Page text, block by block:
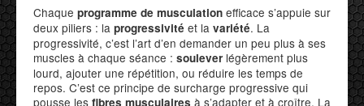
Chaque programme de musculation efficace s’appuie sur
deux piliers : la progressivité et la variété. La
progressivité, c’est l’art d’en demander un peu plus à ses
muscles à chaque séance : soulever légèrement plus
lourd, ajouter une répétition, ou réduire les temps de
repos. C’est ce principe de surcharge progressive qui
pousse les fibres musculaires à s’adapter et à croître. La